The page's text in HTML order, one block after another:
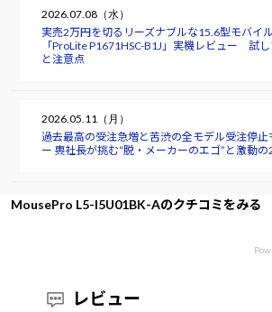
2026.07.08（水）
実売2万円を切るリーズナブルな15.6型モバイ
「ProLite P1671HSC-B1J」実機レビュー 試
と注意点
2026.05.11（月）
過去最高の受注急増と苦渋の全モデル受注停止
ー 軣社長が挑む“脱・メーカーのエゴ”と激動
MousePro L5-I5U01BK-Aのクチコミをみる
レビュー